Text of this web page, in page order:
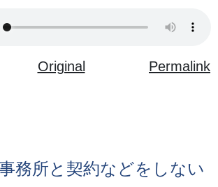
Original Permalink
務所と 契約などをしない